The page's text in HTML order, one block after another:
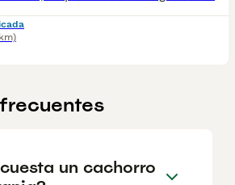
un cachorro